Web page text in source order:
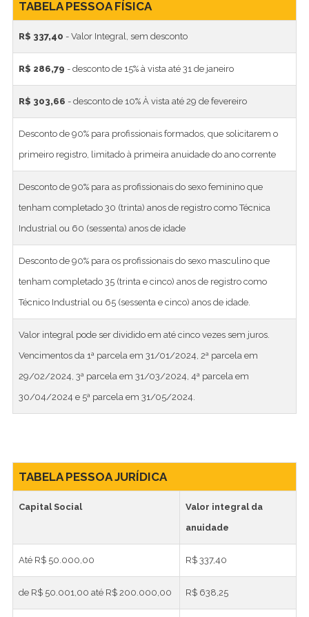
TABELA PESSOA FÍSICA
R$ 337,40 - Valor Integral, sem desconto
R$ 286,79 - desconto de 15% à vista até 31 de janeiro
R$ 303,66 - desconto de 10% À vista até 29 de fevereiro
Desconto de 90% para profissionais formados, que solicitarem o
primeiro registro, limitado à primeira anuidade do ano corrente
Desconto de 90% para as profissionais do sexo feminino que
tenham completado 30 (trinta) anos de registro como Técnica
Industrial ou 60 (sessenta) anos de idade
Desconto de 90% para os profissionais do sexo masculino que
tenham completado 35 (trinta e cinco) anos de registro como
Técnico Industrial ou 65 (sessenta e cinco) anos de idade.
Valor integral pode ser dividido em até cinco vezes sem juros.
Vencimentos da 1ª parcela em 31/01/2024, 2ª parcela em
29/02/2024, 3ª parcela em 31/03/2024, 4ª parcela em
30/04/2024 e 5ª parcela em 31/05/2024.
TABELA PESSOA JURÍDICA
Capital Social
Valor integral da
anuidade
Até R$ 50.000,00 R$ 337,40
de R$ 50.001,00 até R$ 200.000,00 R$ 638,25